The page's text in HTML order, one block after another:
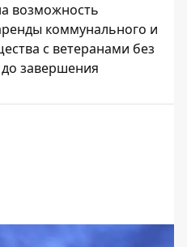
возможность
коммунального и
с ветеранами без
завершения